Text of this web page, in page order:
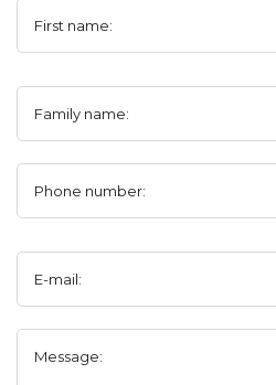
First name:
Family name:
Phone number:
E-mail:
Message: